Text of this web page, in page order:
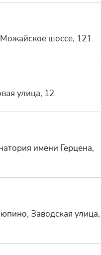
шоссе, 121
улица, 12
имени Герцена,
Заводская улица,